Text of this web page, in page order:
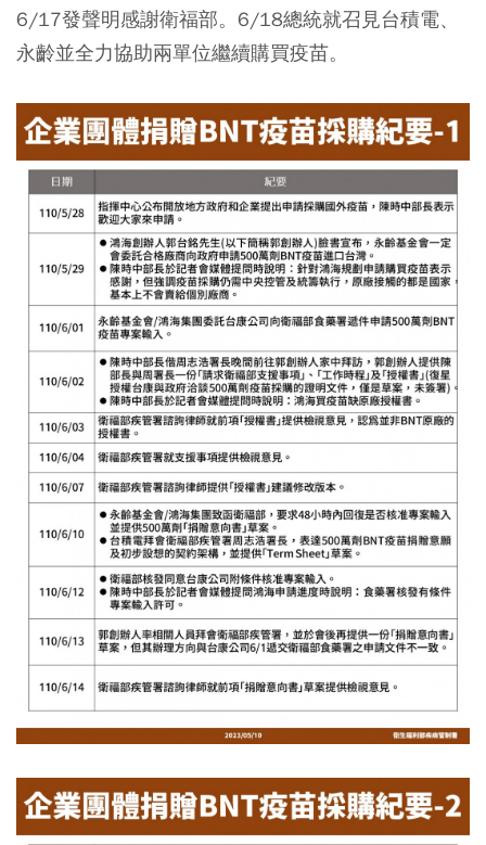
6/17發聲明感謝衛福部。6/18總統就召見台積電、
永齡並全力協助兩單位繼續購買疫苗。